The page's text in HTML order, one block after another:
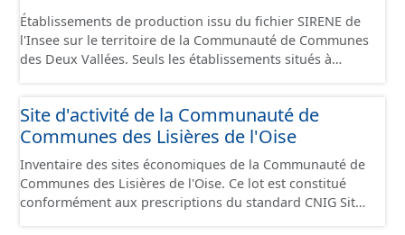
Établissements de production issu du fichier SIRENE de
l'Insee sur le territoire de la Communauté de Communes
des Deux Vallées. Seuls les établissements situés à
conformément aux prescriptions du standard CNIG Sites
Économiques. Ce lot ne contient pas la référence aux
delà des prescriptions du CNIG se limitant aux SCI.
Site d'activité de la Communauté de
Communes des Lisières de l'Oise
Inventaire des sites économiques de la Communauté de
Communes des Lisières de l'Oise. Ce lot est constitué
conformément aux prescriptions du standard CNIG Sites